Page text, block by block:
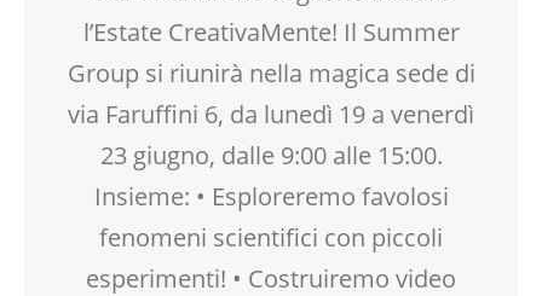
l’Estate CreativaMente! Il Summer
Group si riunirà nella magica sede di
via Faruffini 6, da lunedì 19 a venerdì
23 giugno, dalle 9:00 alle 15:00.
Insieme: • Esploreremo favolosi
fenomeni scientifici con piccoli
esperimenti! • Costruiremo video